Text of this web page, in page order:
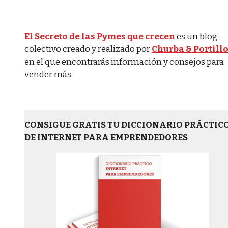
El Secreto de las Pymes que crecenes un blog
colectivo creado y realizado porChurba & Portillo
en el que encontrarás información y consejos para
vender más.
CONSIGUE GRATIS TU DICCIONARIO
DE INTERNET PARA EMPRENDEDORES